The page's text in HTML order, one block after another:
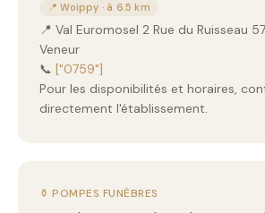
📍 Woippy · à 6.5 km
📍 Val Euromosel 2 Rue du Ruisseau
Veneur
📞 ["0759"]
Pour les disponibilités et horaires,
directement l'établissement.
⚱️ POMPES FUNÈBRES